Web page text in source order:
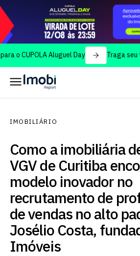
Aluguel Day Traga seu time
IMOBILIÁRIO
Como a imobiliária
VGV de Curitiba
modelo inovador no
recrutamento de
de vendas no alto
Josélio Costa,
Imóveis